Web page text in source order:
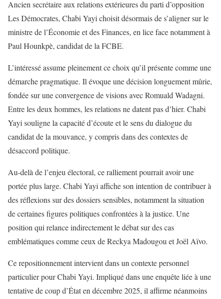
Ancien secrétaire aux relations extérieures du parti d’opposition
Les Démocrates, Chabi Yayi choisit désormais de s’aligner sur le
ministre de l’Économie et des Finances, en lice face notamment à
Paul Hounkpè, candidat de la FCBE.
L’intéressé assume pleinement ce choix qu’il présente comme une
démarche pragmatique. Il évoque une décision longuement mûrie,
fondée sur une convergence de visions avec Romuald Wadagni.
Entre les deux hommes, les relations ne datent pas d’hier. Chabi
Yayi souligne la capacité d’écoute et le sens du dialogue du
candidat de la mouvance, y compris dans des contextes de
désaccord politique.
Au-delà de l’enjeu électoral, ce ralliement pourrait avoir une
portée plus large. Chabi Yayi affiche son intention de contribuer à
des réflexions sur des dossiers sensibles, notamment la situation
de certaines figures politiques confrontées à la justice. Une
position qui relance indirectement le débat sur des cas
emblématiques comme ceux de Reckya Madougou et Joël Aïvo.
Ce repositionnement intervient dans un contexte personnel
particulier pour Chabi Yayi. Impliqué dans une enquête liée à une
tentative de coup d’État en décembre 2025, il affirme néanmoins